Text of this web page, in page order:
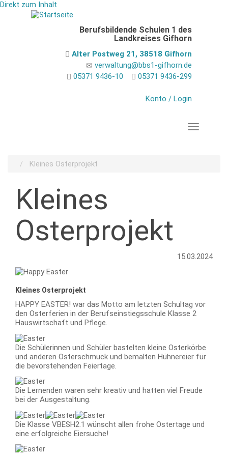
Direkt zum Inhalt
Berufsbildende Schulen 1 des
Landkreises Gifhorn
Alter Postweg 21, 38518 Gifhorn
verwaltung@bbs1-gifhorn.de
05371 9436-10
05371 9436-299
Konto / Login
Kleines Osterprojekt
Kleines
Osterprojekt
15.03.2024
Kleines Osterprojekt
HAPPY EASTER! war das Motto am letzten Schultag vor
den Osterferien in der Berufseinstiegsschule Klasse 2
Hauswirtschaft und Pflege.
Die Schülerinnen und Schüler bastelten kleine Osterkörbe
und anderen Osterschmuck und bemalten Hühnereier für
die bevorstehenden Feiertage.
Die Lernenden waren sehr kreativ und hatten viel Freude
bei der Ausgestaltung.
Die Klasse VBESH2.1 wünscht allen frohe Ostertage und
eine erfolgreiche Eiersuche!